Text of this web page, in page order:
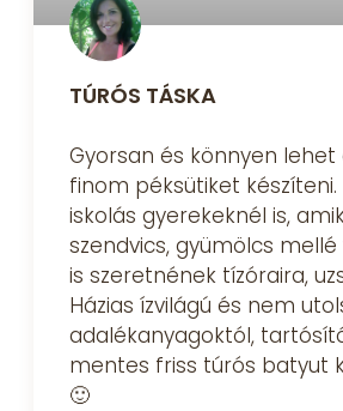
TÚRÓS TÁSKA
Gyorsan és könnyen
finom péksütiket készíteni.
iskolás gyerekeknél is,
szendvics, gyümölcs
is szeretnének tízóraira,
Házias ízvilágú és nem
adalékanyagoktól,
mentes friss túrós batyut
🙂